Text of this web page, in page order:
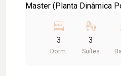
Master (Planta Dinâmica Podendo Ser Extensão
Cozinha Integrada Com
Churrasqueira A Carvão
Técnica Para Ar
3
Dorm.
3
Suítes